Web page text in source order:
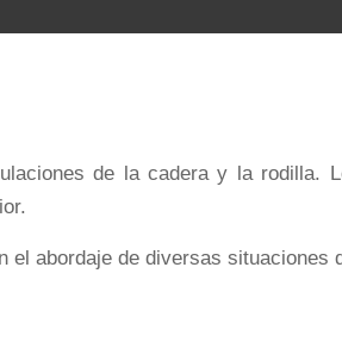
de la cadera y la rodilla.
el abordaje de diversas situaciones